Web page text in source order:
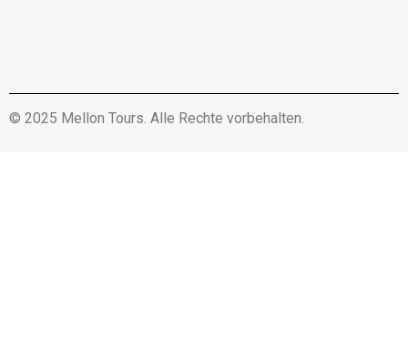
© 2025 Mellon Tours. Alle Rechte vorbehalten.